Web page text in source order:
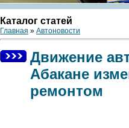
Каталог статей
Главная » Автоновости
Движение
Абакане
ремонтом